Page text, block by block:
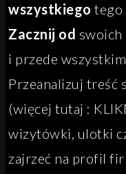
wszystkiego tego
Zacznij od swoich
i przede
Przeanalizuj treść
(więcej tutaj :
wizytówki, ulotki
zajrzeć na profil